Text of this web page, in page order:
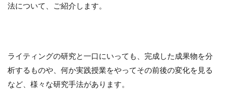
法について、ご紹介します。
ライティングの研究と一口にいっても、完成した成果物を分
析するものや、何か実践授業をやってその前後の変化を見る
など、様々な研究手法があります。